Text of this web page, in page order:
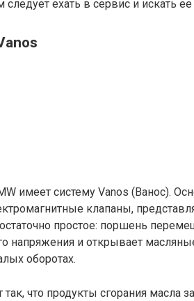
следует ехать в сервис и искать
имеет систему Vanos (Ванос).
клапаны,
простое: поршень
напряжения и открывает
оборотах.
так, что продукты сгорания масла